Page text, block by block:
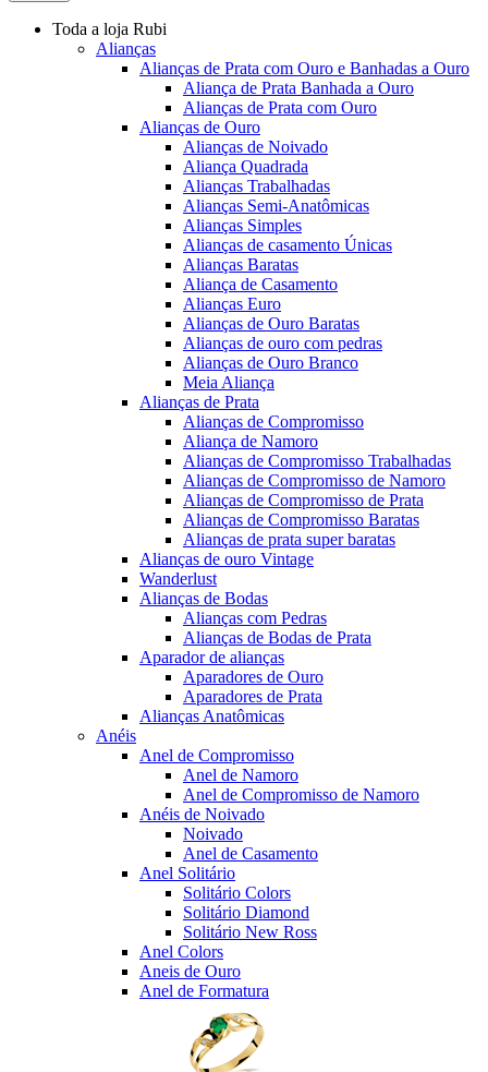
Toda a loja Rubi
Alianças
Alianças de Prata com Ouro e Banhadas a Ouro
Aliança de Prata Banhada a Ouro
Alianças de Prata com Ouro
Alianças de Ouro
Alianças de Noivado
Aliança Quadrada
Alianças Trabalhadas
Alianças Semi-Anatômicas
Alianças Simples
Alianças de casamento Únicas
Alianças Baratas
Aliança de Casamento
Alianças Euro
Alianças de Ouro Baratas
Alianças de ouro com pedras
Alianças de Ouro Branco
Meia Aliança
Alianças de Prata
Alianças de Compromisso
Aliança de Namoro
Alianças de Compromisso Trabalhadas
Alianças de Compromisso de Namoro
Alianças de Compromisso de Prata
Alianças de Compromisso Baratas
Alianças de prata super baratas
Alianças de ouro Vintage
Wanderlust
Alianças de Bodas
Alianças com Pedras
Alianças de Bodas de Prata
Aparador de alianças
Aparadores de Ouro
Aparadores de Prata
Alianças Anatômicas
Anéis
Anel de Compromisso
Anel de Namoro
Anel de Compromisso de Namoro
Anéis de Noivado
Noivado
Anel de Casamento
Anel Solitário
Solitário Colors
Solitário Diamond
Solitário New Ross
Anel Colors
Aneis de Ouro
Anel de Formatura